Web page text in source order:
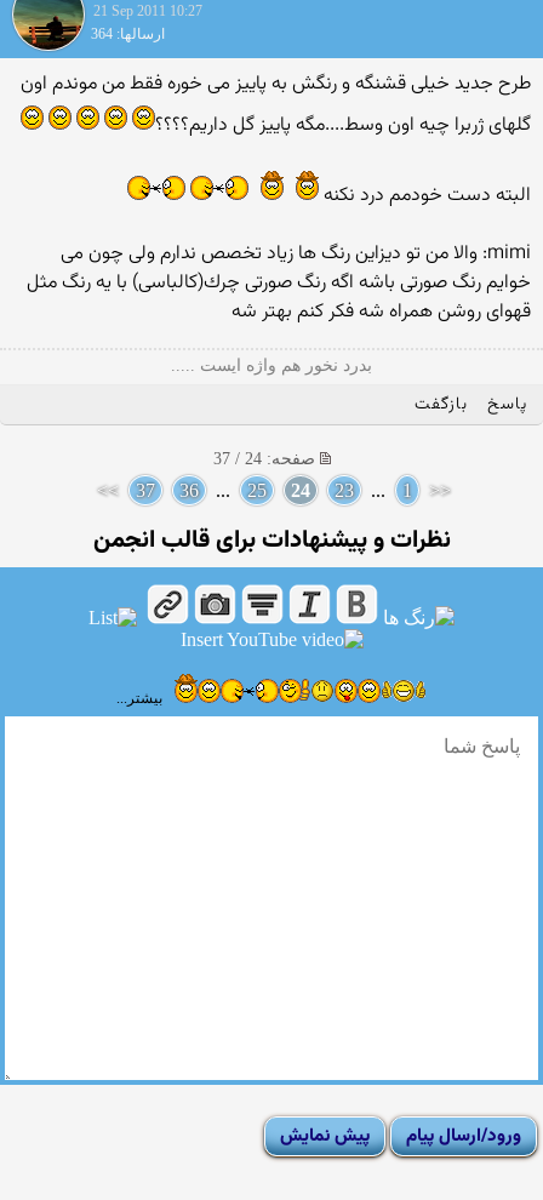
21 Sep 2011 10:27
ارسالها: 364
طرح جدید خیلی قشنگه و رنگش به پاییز می خوره فقط من موندم اون
گلهای ژربرا چیه اون وسط....مگه پاییز گل داریم؟؟؟؟
البته دست خودمم درد نكنه
mimi: والا من تو دیزاین رنگ ها زیاد تخصص ندارم ولی چون می
خوایم رنگ صورتی باشه اگه رنگ صورتی چرك(كالباسی) با یه رنگ مثل
قهوای روشن همراه شه فكر كنم بهتر شه
بدرد نخور هم واژه ایست .....
پاسخ بازگفت
صفحه: 24 / 37
<<
1
...
23
24
25
...
36
37
>>
نظرات و پیشنهادات برای قالب انجمن
بیشتر...